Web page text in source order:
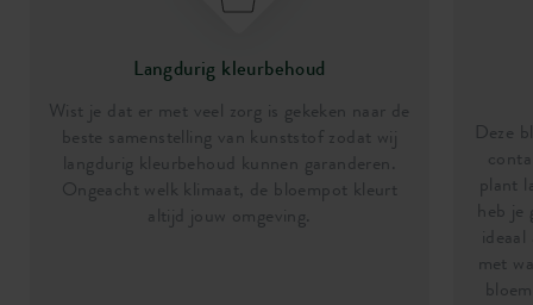
Langdurig kleurbehoud
Wist je dat er met veel zorg is gekeken naar de
beste samenstelling van kunststof zodat wij
langdurig kleurbehoud kunnen garanderen.
Ongeacht welk klimaat, de bloempot kleurt
altijd jouw omgeving.
Deze
plant
heb
met